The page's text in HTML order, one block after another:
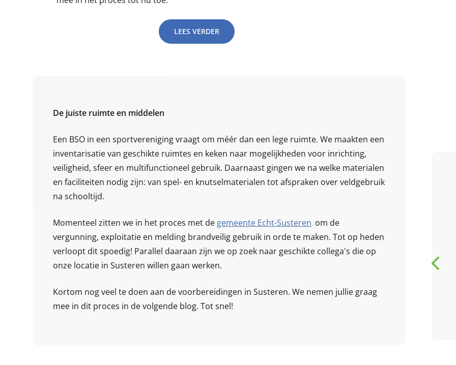
LEES VERDER
De juiste ruimte en middelen
Een BSO in een sportvereniging vraagt om méér dan een lege ruimte. We maakten een
inventarisatie van geschikte ruimtes en keken naar mogelijkheden voor inrichting,
veiligheid, sfeer en multifunctioneel gebruik. Daarnaast gingen we na welke materialen
en faciliteiten nodig zijn: van spel- en knutselmaterialen tot afspraken over veldgebruik
na schooltijd.
Momenteel zitten we in het proces met de gemeente Echt-Susteren om de
vergunning, exploitatie en melding brandveilig gebruik in orde te maken. Tot op heden
verloopt dit spoedig! Parallel daaraan zijn we op zoek naar geschikte collega's die op
onze locatie in Susteren willen gaan werken.
Kortom nog veel te doen aan de voorbereidingen in Susteren. We nemen jullie graag
mee in dit proces in de volgende blog. Tot snel!
5 / 5
Heel leuke bso kinderen
ga met pleizer daar na
toe onderneem ook heel
veel met de kinderen
G Genicia Hassell